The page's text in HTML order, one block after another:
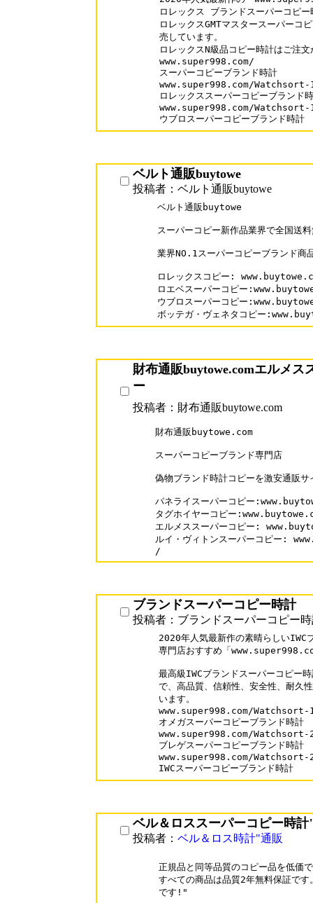
ロレックス ブランドスーパーコピ
ロレックスGMTマスタースーパーコ
売しています。
ロレックスN級品コピー時計はご注
www.super998.com/
スーパーコピーブランド時計
www.super998.com/
ロレックススーパーコピーブランド
www.super998.com/
ウブロスーパーコピーブランド時計
ベルト通販buytowe
投稿者：ベルト通販buytowe
ベルト通販buytowe
スーパーコピー新作品業界で全国送
業界NO.1スーパーコピーブランド商
ロレックスコピー:
ロエベスーパーコピー
ウブロスーパーコピー
ボッテガ・ヴェネタコピー
財布通販buytowe.comエルメス
ー
投稿者：財布通販buytowe.com
財布通販buytowe.com
スーパーコピーブランド専門店
偽物ブランド時計コピーを激安通販
パネライスーパーコピー
タグホイヤーコピー
エルメススーパーコピー:
ルイ・ヴィトンスーパーコピー:
/
ブランドスーパーコピー時計
投稿者：ブランドスーパーコピー
2020年人気最新作の素晴らしいIWC
専門店おすすめ「
最高級IWCブランドスーパーコピー
で、高品質、信頼性、安全性、耐久
います。
www.super998.com/
オメガスーパーコピーブランド時計
www.super998.com/
ブレゲスーパーコピーブランド時計
www.super998.com/
IWCスーパーコピーブランド時計
ベル＆ロススーパーコピー時
投稿者： ベル＆ロス時計"通販
正規品と同等品質のコピー品を低価
すべての商品は品質2年無料保証で
です!"